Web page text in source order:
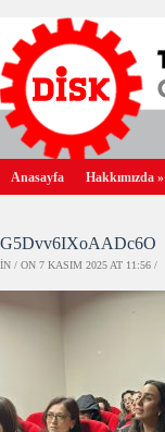
Anasayfa Hakkımızda »
G5Dvv6IXoAADc6O
IN / ON 7 KASIM 2025 AT 11:56 /